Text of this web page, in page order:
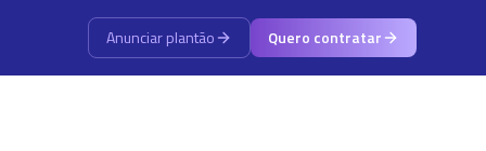
Anunciar plantão Quero contratar